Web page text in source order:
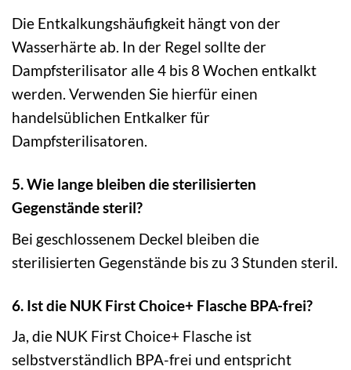
Die Entkalkungshäufigkeit hängt von der
Wasserhärte ab. In der Regel sollte der
Dampfsterilisator alle 4 bis 8 Wochen entkalkt
werden. Verwenden Sie hierfür einen
handelsüblichen Entkalker für
Dampfsterilisatoren.
5. Wie lange bleiben die sterilisierten
Gegenstände steril?
Bei geschlossenem Deckel bleiben die
sterilisierten Gegenstände bis zu 3 Stunden steril.
6. Ist die NUK First Choice+ Flasche BPA-frei?
Ja, die NUK First Choice+ Flasche ist
selbstverständlich BPA-frei und entspricht